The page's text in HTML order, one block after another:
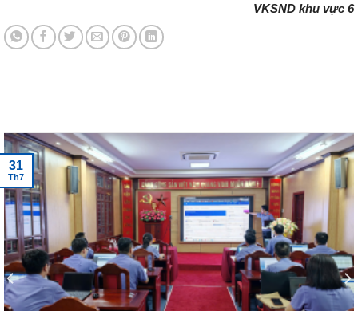
VKSND khu vực 6
31
Th7